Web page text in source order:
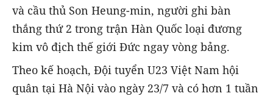
và cầu thủ Son Heung-min, người ghi bàn
thắng thứ 2 trong trận Hàn Quốc loại đương
kim vô địch thế giới Đức ngay vòng bảng.
Theo kế hoạch, Đội tuyển U23 Việt Nam hội
quân tại Hà Nội vào ngày 23/7 và có hơn 1 tuần